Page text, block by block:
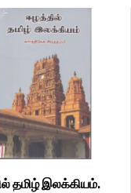
தமிழ் இலக்கியம்.